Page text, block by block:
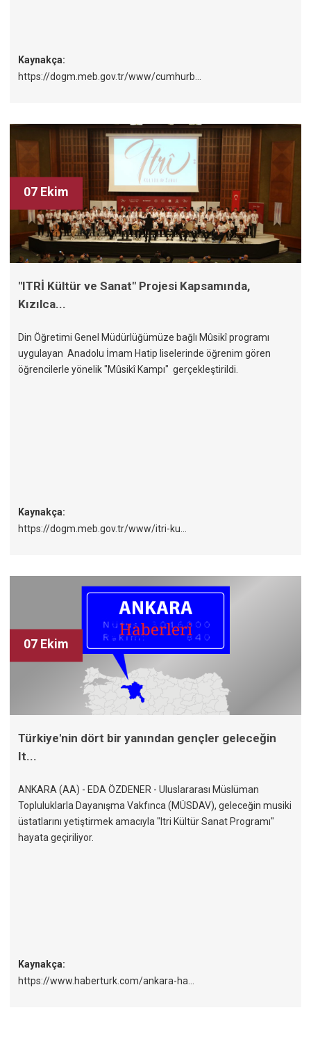
Kaynakça:
https://dogm.meb.gov.tr/www/cumhurb...
07 Ekim
"ITRİ Kültür ve Sanat" Projesi Kapsamında,
Kızılca...
Din Öğretimi Genel Müdürlüğümüze bağlı Mûsikî programı
uygulayan Anadolu İmam Hatip liselerinde öğrenim gören
öğrencilerle yönelik "Mûsikî Kampı" gerçekleştirildi.
Kaynakça:
https://dogm.meb.gov.tr/www/itri-ku...
07 Ekim
Türkiye'nin dört bir yanından gençler geleceğin
It...
ANKARA (AA) - EDA ÖZDENER - Uluslararası Müslüman
Topluluklarla Dayanışma Vakfınca (MÜSDAV), geleceğin musiki
üstatlarını yetiştirmek amacıyla "Itri Kültür Sanat Programı"
hayata geçiriliyor.
Kaynakça:
https://www.haberturk.com/ankara-ha...